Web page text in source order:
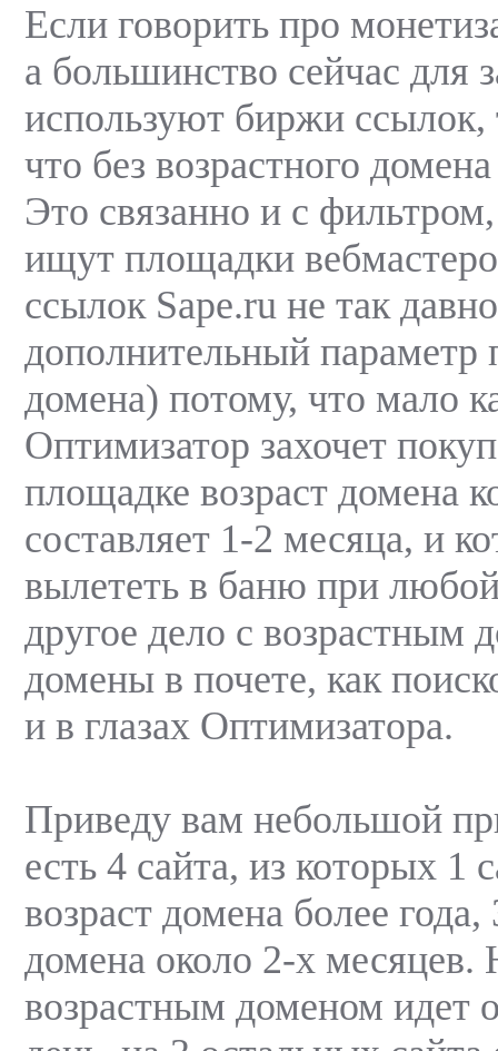
Если говорить про
а большинство сейчас для
используют биржи ссылок,
что без возрастного
Это связанно и с
ищут площадки
ссылок Sape.ru не так
дополнительный параметр
домена) потому, что мало
Оптимизатор захочет
площадке возраст домена
составляет 1-2 месяца, и
вылететь в баню при
другое дело с возрастным
домены в почете, как
и в глазах Оптимизатора.
Приведу вам небольшой
есть 4 сайта, из которых 1
возраст домена более года,
домена около 2-х месяцев.
возрастным доменом идет